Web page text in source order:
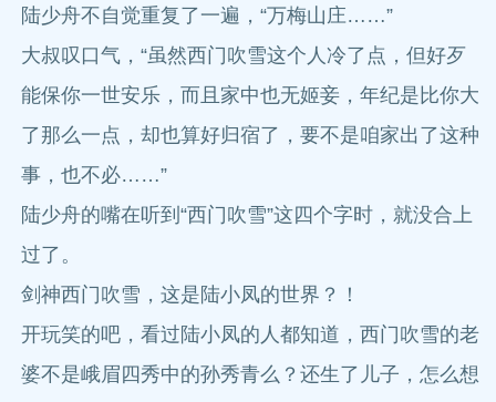
陆少舟不自觉重复了一遍，“万梅山庄……”
大叔叹口气，“虽然西门吹雪这个人冷了点，但好歹
能保你一世安乐，而且家中也无姬妾，年纪是比你大
了那么一点，却也算好归宿了，要不是咱家出了这种
事，也不必……”
陆少舟的嘴在听到“西门吹雪”这四个字时，就没合上
过了。
剑神西门吹雪，这是陆小凤的世界？！
开玩笑的吧，看过陆小凤的人都知道，西门吹雪的老
婆不是峨眉四秀中的孙秀青么？还生了儿子，怎么想